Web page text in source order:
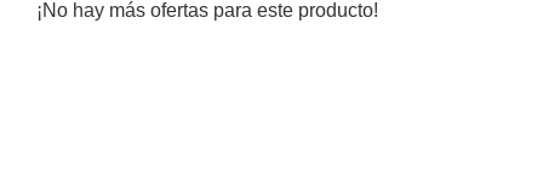
¡No hay más ofertas para este producto!